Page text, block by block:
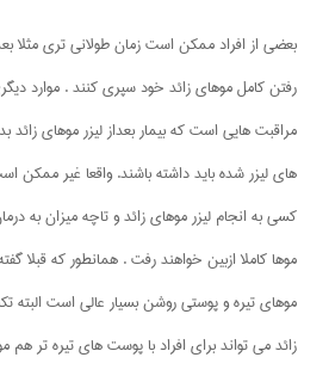
بعضی از افراد ممکن است زمان طولانی تری مثلا
رفتن کامل موهای زائد خود سپری کنند . موارد
مراقبت هایی است که بیمار بعداز لیزر موهای
های لیزر شده باید داشته باشند. واقعا غیر
کسی به انجام لیزر موهای زائد و تاچه میزان به
موها کاملا ازبین خواهند رفت . همانطور که قبلا
موهای تیره و پوستی روشن بسیار عالی است البته
زائد می تواند برای افراد با پوست های تیره تر هم